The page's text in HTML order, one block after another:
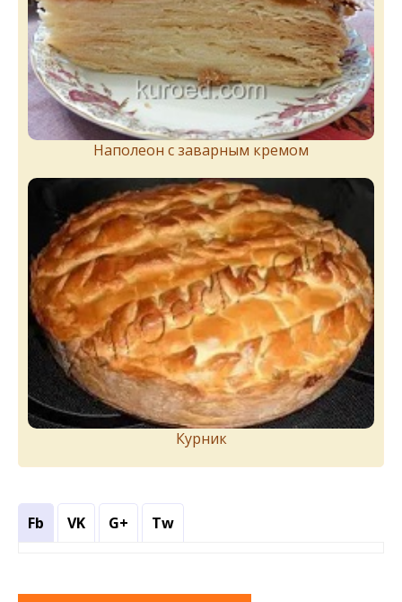
Наполеон с заварным кремом
Курник
Fb VK G+ Tw